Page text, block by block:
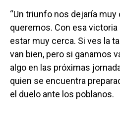
“Un triunfo nos dejaría muy
queremos. Con esa
estar muy cerca. Si ves la
van bien, pero si ganamos
algo en las próximas
quien se encuentra
el duelo ante los poblanos.